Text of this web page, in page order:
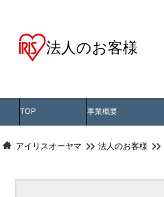
法人のお客様
TOP 事業概要
アイリスオーヤマ 法人のお客様